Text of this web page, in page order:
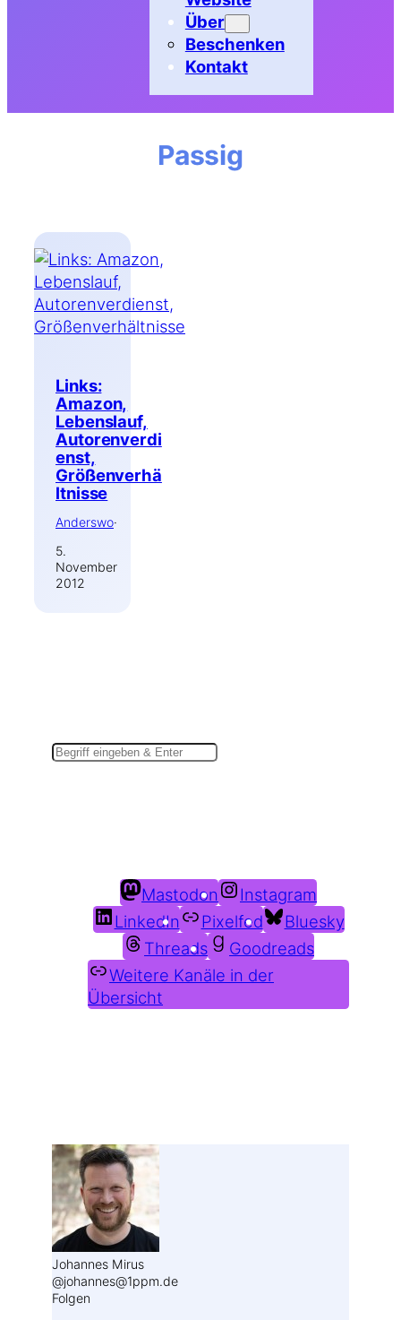
Über
Beschenken
Kontakt
Passig
Links:
Amazon,
Lebenslauf,
Autorenverdi
enst,
Größenverhä
ltnisse
Anderswo·
5.
November
2012
Mastodon
Instagram
LinkedIn
Pixelfed
Bluesky
Threads
Goodreads
Weitere Kanäle in der
Übersicht
Johannes Mirus
@johannes@1ppm.de
Folgen